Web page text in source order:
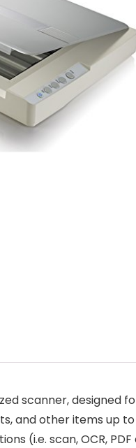
scanner,
and other items up to
(i.e. scan, OCR,